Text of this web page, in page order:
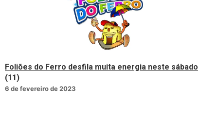
Foliões do Ferro desfila muita energia neste sábado
(11)
6 de fevereiro de 2023